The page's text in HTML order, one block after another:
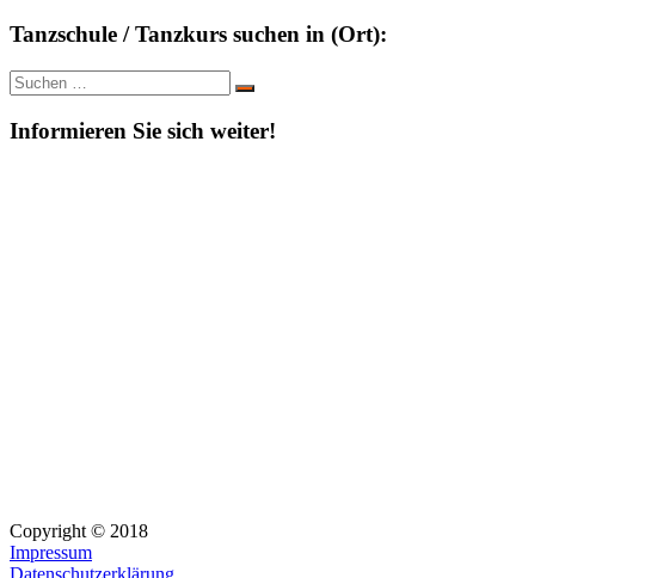
Tanzschule / Tanzkurs suchen in (Ort):
Suche
nach:
Suchen
Informieren Sie sich weiter!
Copyright © 2018
Impressum
Datenschutzerklärung